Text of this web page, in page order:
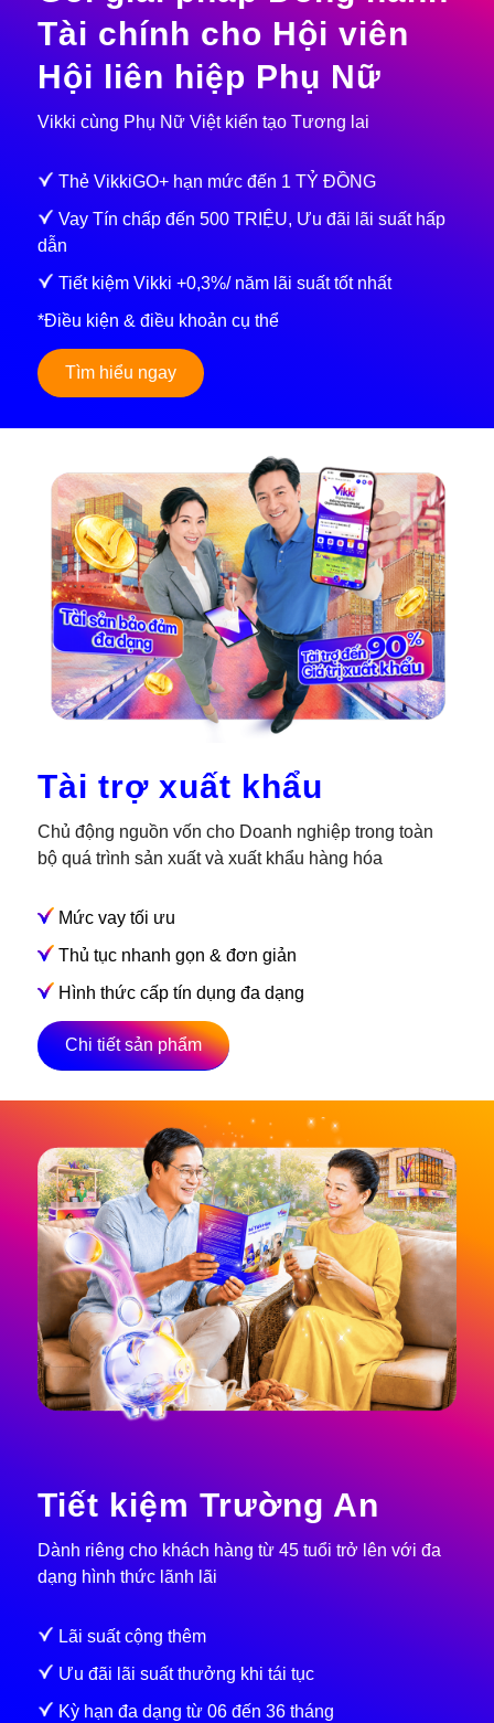
Tài chính cho Hội viên
Hội liên hiệp Phụ Nữ
Vikki cùng Phụ Nữ Việt kiến tạo Tương lai
Thẻ VikkiGO+ hạn mức đến 1 TỶ ĐỒNG
Vay Tín chấp đến 500 TRIỆU, Ưu đãi lãi suất hấp
dẫn
Tiết kiệm Vikki +0,3%/ năm lãi suất tốt nhất
*Điều kiện & điều khoản cụ thể
Tìm hiểu ngay
Tài trợ xuất khẩu
Chủ động nguồn vốn cho Doanh nghiệp trong toàn
bộ quá trình sản xuất và xuất khẩu hàng hóa
Mức vay tối ưu
Thủ tục nhanh gọn & đơn giản
Hình thức cấp tín dụng đa dạng
Chi tiết sản phẩm
Tiết kiệm Trường An
Dành riêng cho khách hàng từ 45 tuổi trở lên với đa
dạng hình thức lãnh lãi
Lãi suất cộng thêm
Ưu đãi lãi suất thưởng khi tái tục
Kỳ hạn đa dạng từ 06 đến 36 tháng